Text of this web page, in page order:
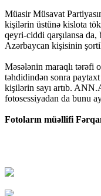
Müasir Müsavat
kişilərin üstünə kislota
qeyri-ciddi qarşılansa
Azərbaycan kişisinin
Məsələnin maraqlı tərəfi
təhdidindən sonra
kişilərin sayı artıb.
fotosessiyadan da bunu
Fotoların müəllifi